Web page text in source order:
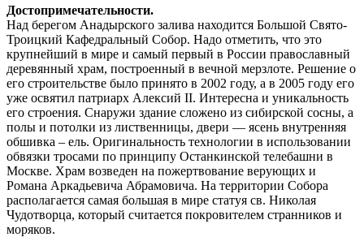
Достопримечательности.
Над берегом Анадырского залива находится Большой Свято-
Троицкий Кафедральный Собор. Надо отметить, что это
крупнейший в мире и самый первый в России православный
деревянный храм, построенный в вечной мерзлоте. Решение о
его строительстве было принято в 2002 году, а в 2005 году его
уже освятил патриарх Алексий II. Интересна и уникальность
его строения. Снаружи здание сложено из сибирской сосны, а
полы и потолки из лиственницы, двери — ясень внутренняя
обшивка – ель. Оригинальность технологии в использовании
обвязки тросами по принципу Останкинской телебашни в
Москве. Храм возведен на пожертвование верующих и
Романа Аркадьевича Абрамовича. На территории Собора
располагается самая большая в мире статуя св. Николая
Чудотворца, который считается покровителем странников и
моряков.